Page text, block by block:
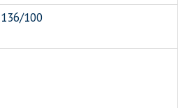
136/100